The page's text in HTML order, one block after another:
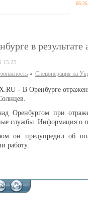
05:25
в
15:25
Спецоперация на
- В Оренбурге
Оренбургом при
службы. Информация о
он предупредил об
работу.